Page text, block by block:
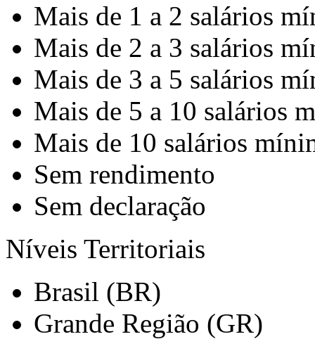
Mais de 1 a 2 salários
Mais de 2 a 3 salários
Mais de 3 a 5 salários
Mais de 5 a 10 salários
Mais de 10 salários
Sem rendimento
Sem declaração
Níveis Territoriais
Brasil (BR)
Grande Região (GR)